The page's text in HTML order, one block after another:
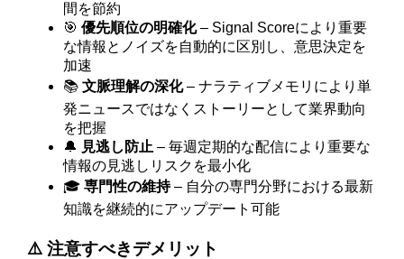
間を節約
🎯優先順位の明確化– Signal Scoreにより重要
な情報とノイズを自動的に区別し、意思決定を
加速
📚文脈理解の深化– ナラティブメモリにより単
発ニュースではなくストーリーとして業界動向
を把握
🔔 見逃し防止 – 毎週定期的な配信により重要な
情報の見逃しリスクを最小化
🎓専門性の維持– 自分の専門分野における最新
知識を継続的にアップデート可能
⚠️ 注意すべきデメリット